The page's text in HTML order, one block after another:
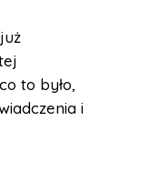
to było,
i